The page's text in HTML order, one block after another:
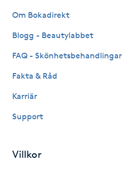
Gellack
Gellack med förstärkning
Om Bokadirekt
Blogg - Beautylabbet
FAQ - Skönhetsbehandlingar
Fakta & Råd
Karriär
Support
Villkor